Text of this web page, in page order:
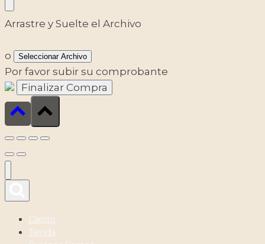
Arrastre y Suelte el Archivo
o Seleccionar Archivo
Por favor subir su comprobante
Carrito
Tienda